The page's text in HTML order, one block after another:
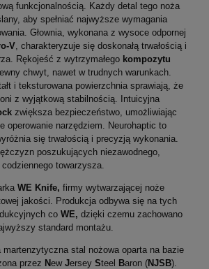
funkcjonalnością. Każdy detal tego noża
aby spełniać najwyższe wymagania
Głownia, wykonana z wysoce odpornej
V, charakteryzuje się doskonałą trwałością i
Rękojeść z wytrzymałego kompozytu
chwyt, nawet w trudnych warunkach.
i teksturowana powierzchnia sprawiają, że
z wyjątkową stabilnością. Intuicyjna
zwiększa bezpieczeństwo, umożliwiając
operowanie narzędziem. Neurohaptic to
się trwałością i precyzją wykonania.
poszukujących niezawodnego,
codziennego towarzysza.
WE Knife, firmy wytwarzającej noże
jakości. Produkcja odbywa się na tych
co WE, dzięki czemu zachowano
standard montażu.
stal nożowa oparta na bazie
przez New Jersey Steel Baron (NJSB).